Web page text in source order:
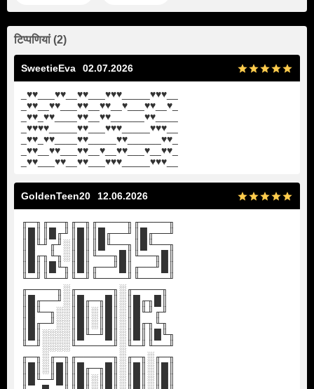
टिप्पणियां (2)
SweetieEva 02.07.2026
_♥♥___♥♥__♥♥___♥♥♥_____♥♥♥__
_♥♥__♥♥___♥♥__♥♥__♥___♥♥__♥_
_♥♥_♥♥____♥♥__♥♥______♥♥____
_♥♥♥♥_____♥♥___♥♥♥_____♥♥♥__
_♥♥_♥♥____♥♥_____♥♥______♥♥_
_♥♥__♥♥___♥♥__♥__♥♥___♥__♥♥_
_♥♥___♥♥__♥♥___♥♥♥_____♥♥♥__
GoldenTeen20 12.06.2026
╓─╖╓──╖╓─╖╓────╖╓────╖
║█║║█╓╜║█║║█╓──╜║█╓──╜
║█╙╜╓╜░║█║║█╙──╖║█╙──╖
║█╓╖╙╖░║█║╙──╖█║╙──╖█║
║█║║█╙╖║█║╓──╜█║╓──╜█║
╙─╜╙──╜╙─╜╙────╜╙────╜
╓────╖░╓─────╖░╓────╖
║█╓──╜░║█╓─╖█║░║█╓╖█║
║█╙─╖░░║█║░║█║░║█╙╜╓╜
║█╓─╜░░║█║░║█║░║█╓╖╙╖
║█║░░░░║█╙─╜█║░║█║║█╙╖
╙─╜░░░░╙─────╜░╙─╜╙──╜
╓─╖░╓─╖╓─────╖░╓─╖░╓─╖
║█║░║█║║█╓─╖█║░║█║░║█║
║█╙─╜█║║█║░║█║░║█║░║█║